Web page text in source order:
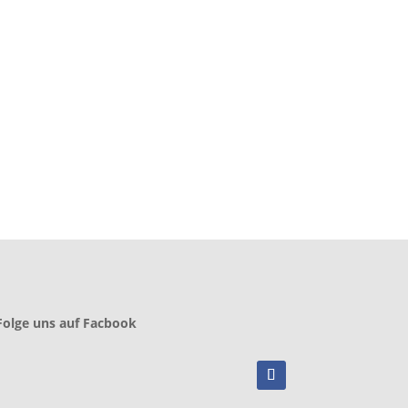
uns auf Facbook